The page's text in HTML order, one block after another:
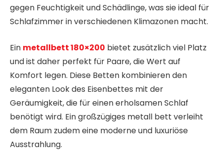
gegen Feuchtigkeit und Schädlinge, was sie ideal für
Schlafzimmer in verschiedenen Klimazonen macht.
Ein metallbett 180×200 bietet zusätzlich viel Platz
und ist daher perfekt für Paare, die Wert auf
Komfort legen. Diese Betten kombinieren den
eleganten Look des Eisenbettes mit der
Geräumigkeit, die für einen erholsamen Schlaf
benötigt wird. Ein großzügiges metall bett verleiht
dem Raum zudem eine moderne und luxuriöse
Ausstrahlung.